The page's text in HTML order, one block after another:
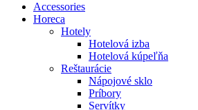
Accessories
Horeca
Hotely
Hotelová izba
Hotelová kúpeľňa
Reštaurácie
Nápojové sklo
Príbory
Servítky